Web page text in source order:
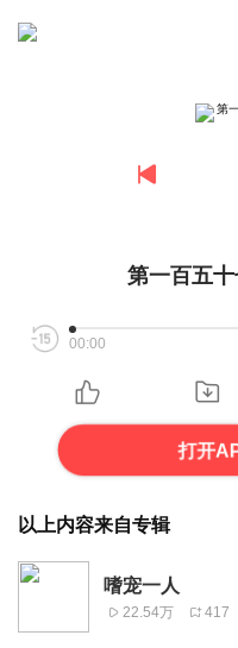
第一百五
00:00
打开
以上内容来自专辑
嗜宠一人
22.54万 417